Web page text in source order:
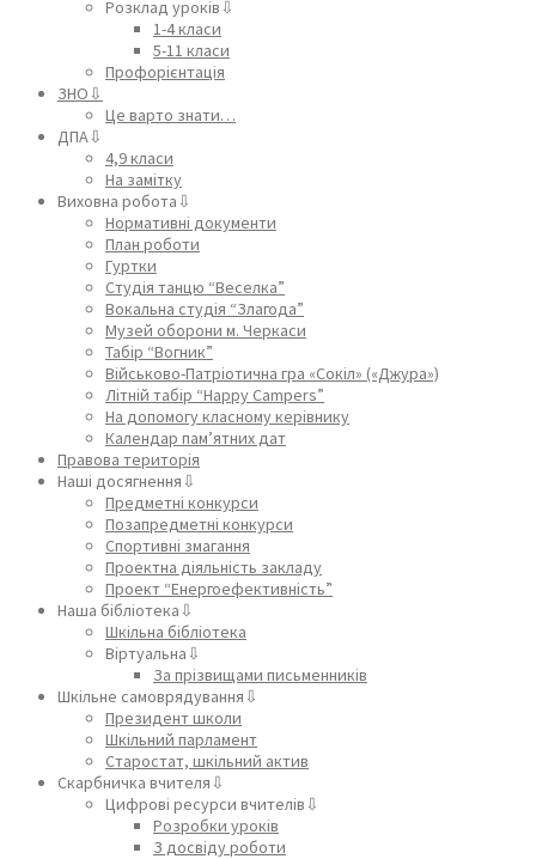
Розклад уроків⇩
1-4 класи
5-11 класи
Профорієнтація
ЗНО⇩
Це варто знати…
ДПА⇩
4,9 класи
На замітку
Виховна робота⇩
Нормативні документи
План роботи
Гуртки
Студія танцю “Веселка”
Вокальна студія “Злагода”
Музей оборони м. Черкаси
Табір “Вогник”
Військово-Патріотична гра «Сокіл» («Джура»)
Літній табір “Happy Campers”
На допомогу класному керівнику
Календар пам’ятних дат
Правова територія
Наші досягнення⇩
Предметні конкурси
Позапредметні конкурси
Спортивні змагання
Проектна діяльність закладу
Проект “Енергоефективність”
Наша бібліотека⇩
Шкільна бібліотека
Віртуальна⇩
За прізвищами письменників
Шкільне самоврядування⇩
Президент школи
Шкільний парламент
Старостат, шкільний актив
Скарбничка вчителя⇩
Цифрові ресурси вчителів⇩
Розробки уроків
З досвіду роботи